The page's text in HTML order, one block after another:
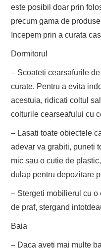
este posibil doar prin
precum gama de
Incepem prin a curata
Dormitorul
– Scoateti cearsafurile
curate. Pentru a evita
acestuia, ridicati coltul
colturile cearseafului cu
– Lasati toate obiectele
adevar va grabiti, puneti
mic sau o cutie de
dulap pentru depozitare
– Stergeti mobilierul cu
de praf, stergand
Baia
– Daca aveti mai multe